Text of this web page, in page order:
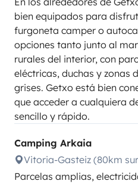
bien equipados para
furgoneta camper o
opciones tanto junto al
rurales del interior, con
eléctricas, duchas y zonas
grises. Getxo está bien
que acceder a cualquiera
sencillo y rápido.
Camping Arkaia
Vitoria-Gasteiz (80km
Parcelas amplias,